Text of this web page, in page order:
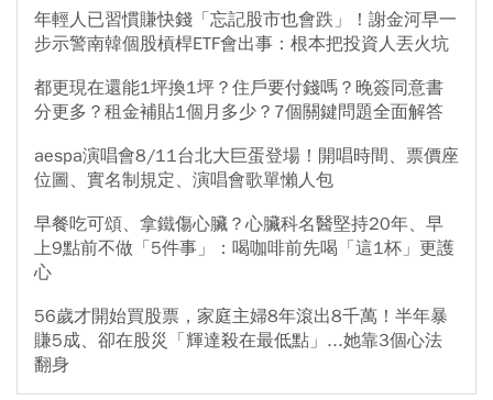
年輕人已習慣賺快錢「忘記股市也會跌」！謝金河早一
步示警南韓個股槓桿ETF會出事：根本把投資人丟火坑
都更現在還能1坪換1坪？住戶要付錢嗎？晚簽同意書
分更多？租金補貼1個月多少？7個關鍵問題全面解答
aespa演唱會8/11台北大巨蛋登場！開唱時間、票價座
位圖、實名制規定、演唱會歌單懶人包
早餐吃可頌、拿鐵傷心臟？心臟科名醫堅持20年、早
上9點前不做「5件事」：喝咖啡前先喝「這1杯」更護
心
56歲才開始買股票，家庭主婦8年滾出8千萬！半年暴
賺5成、卻在股災「輝達殺在最低點」...她靠3個心法
翻身